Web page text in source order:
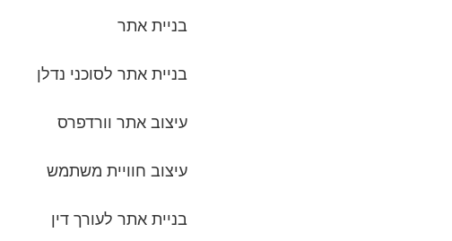
בניית אתר
בניית אתר לסוכני נדלן
עיצוב אתר וורדפרס
עיצוב חוויית משתמש
בניית אתר לעורך דין